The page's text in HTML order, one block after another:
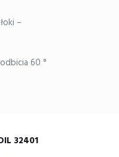
–
60 °
32401